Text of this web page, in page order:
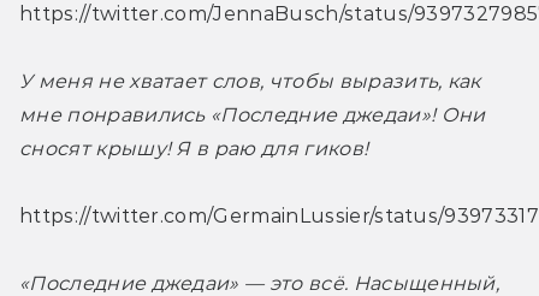
https://twitter.com/JennaBusch/status/
У меня не хватает слов, чтобы выразить, как
мне понравились «Последние джедаи»! Они
сносят крышу! Я в раю для гиков!
https://twitter.com/GermainLussier/status/
«Последние джедаи» — это всё. Насыщенный,